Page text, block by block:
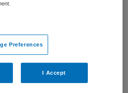
Controller Wonen met Zorg -
bij Public Search is niet meer
Preferences
I Accept